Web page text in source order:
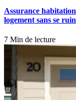
Assurance
logement sans se
7 Min de lecture